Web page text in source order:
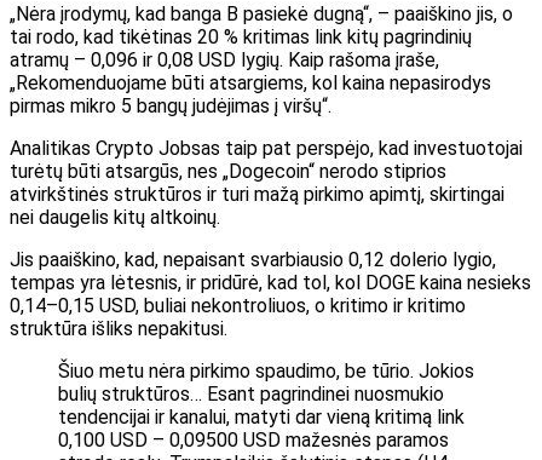
„Nėra įrodymų, kad banga B pasiekė dugną“, – paaiškino jis, o
tai rodo, kad tikėtinas 20 % kritimas link kitų pagrindinių
atramų – 0,096 ir 0,08 USD lygių. Kaip rašoma įraše,
„Rekomenduojame būti atsargiems, kol kaina nepasirodys
pirmas mikro 5 bangų judėjimas į viršų“.
Analitikas Crypto Jobsas taip pat perspėjo, kad investuotojai
turėtų būti atsargūs, nes „Dogecoin“ nerodo stiprios
atvirkštinės struktūros ir turi mažą pirkimo apimtį, skirtingai
nei daugelis kitų altkoinų.
Jis paaiškino, kad, nepaisant svarbiausio 0,12 dolerio lygio,
tempas yra lėtesnis, ir pridūrė, kad tol, kol DOGE kaina nesieks
0,14–0,15 USD, buliai nekontroliuos, o kritimo ir kritimo
struktūra išliks nepakitusi.
Šiuo metu nėra pirkimo spaudimo, be tūrio. Jokios
bulių struktūros… Esant pagrindinei nuosmukio
tendencijai ir kanalui, matyti dar vieną kritimą link
0,100 USD – 0,09500 USD mažesnės paramos